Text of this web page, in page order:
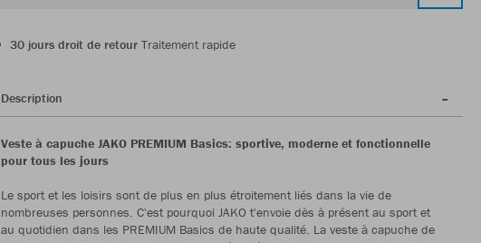
30 jours droit de retour Traitement rapide
Description
Veste à capuche JAKO PREMIUM Basics: sportive, moderne et fonctionnelle
pour tous les jours
Le sport et les loisirs sont de plus en plus étroitement liés dans la vie de
nombreuses personnes. C'est pourquoi JAKO t'envoie dès à présent au sport et
au quotidien dans les PREMIUM Basics de haute qualité. La veste à capuche de